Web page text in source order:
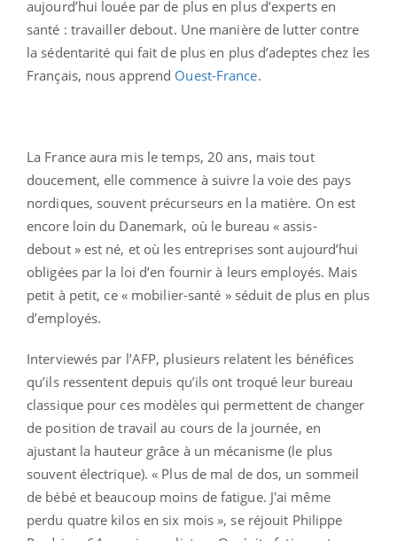
aujourd’hui louée par de plus en plus d’experts en
santé : travailler debout. Une manière de lutter contre
la sédentarité qui fait de plus en plus d’adeptes chez les
Français, nous apprend Ouest-France.
La France aura mis le temps, 20 ans, mais tout
doucement, elle commence à suivre la voie des pays
nordiques, souvent précurseurs en la matière. On est
encore loin du Danemark, où le bureau « assis-
debout » est né, et où les entreprises sont aujourd’hui
obligées par la loi d’en fournir à leurs employés. Mais
petit à petit, ce « mobilier-santé » séduit de plus en plus
d’employés.
Interviewés par l’AFP, plusieurs relatent les bénéfices
qu’ils ressentent depuis qu’ils ont troqué leur bureau
classique pour ces modèles qui permettent de changer
de position de travail au cours de la journée, en
ajustant la hauteur grâce à un mécanisme (le plus
souvent électrique). « Plus de mal de dos, un sommeil
de bébé et beaucoup moins de fatigue. J'ai même
perdu quatre kilos en six mois », se réjouit Philippe